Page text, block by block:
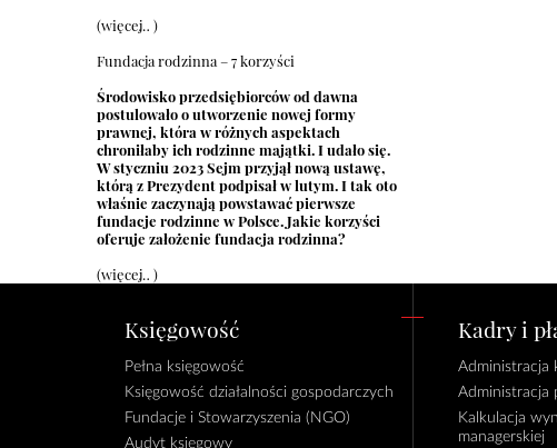
(więcej…)
Fundacja rodzinna – 7 korzyści
Środowisko przedsiębiorców od dawna
postulowało o utworzenie nowej formy
prawnej, która w różnych aspektach
chroniłaby ich rodzinne majątki. I udało się.
W styczniu 2023 Sejm przyjął nową ustawę,
którą z Prezydent podpisał w lutym. I tak oto
właśnie zaczynają powstawać pierwsze
fundacje rodzinne w Polsce. Jakie korzyści
oferuje założenie fundacja rodzinna?
(więcej…)
Księgowość
Pełna księgowość
Księgowość działalności gospodarczych
Fundacje i Stowarzyszenia (NGO)
Audyt księgowy
Kadry i
Administracja
Administracja
Kalkulacja
managerskiej